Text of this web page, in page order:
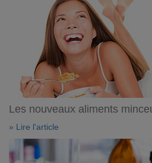
Les nouveaux aliments
» Lire l'article